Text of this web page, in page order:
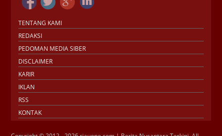
TENTANG KAMI
REDAKSI
PEDOMAN MEDIA SIBER
DISCLAIMER
KARIR
IKLAN
RSS
KONTAK